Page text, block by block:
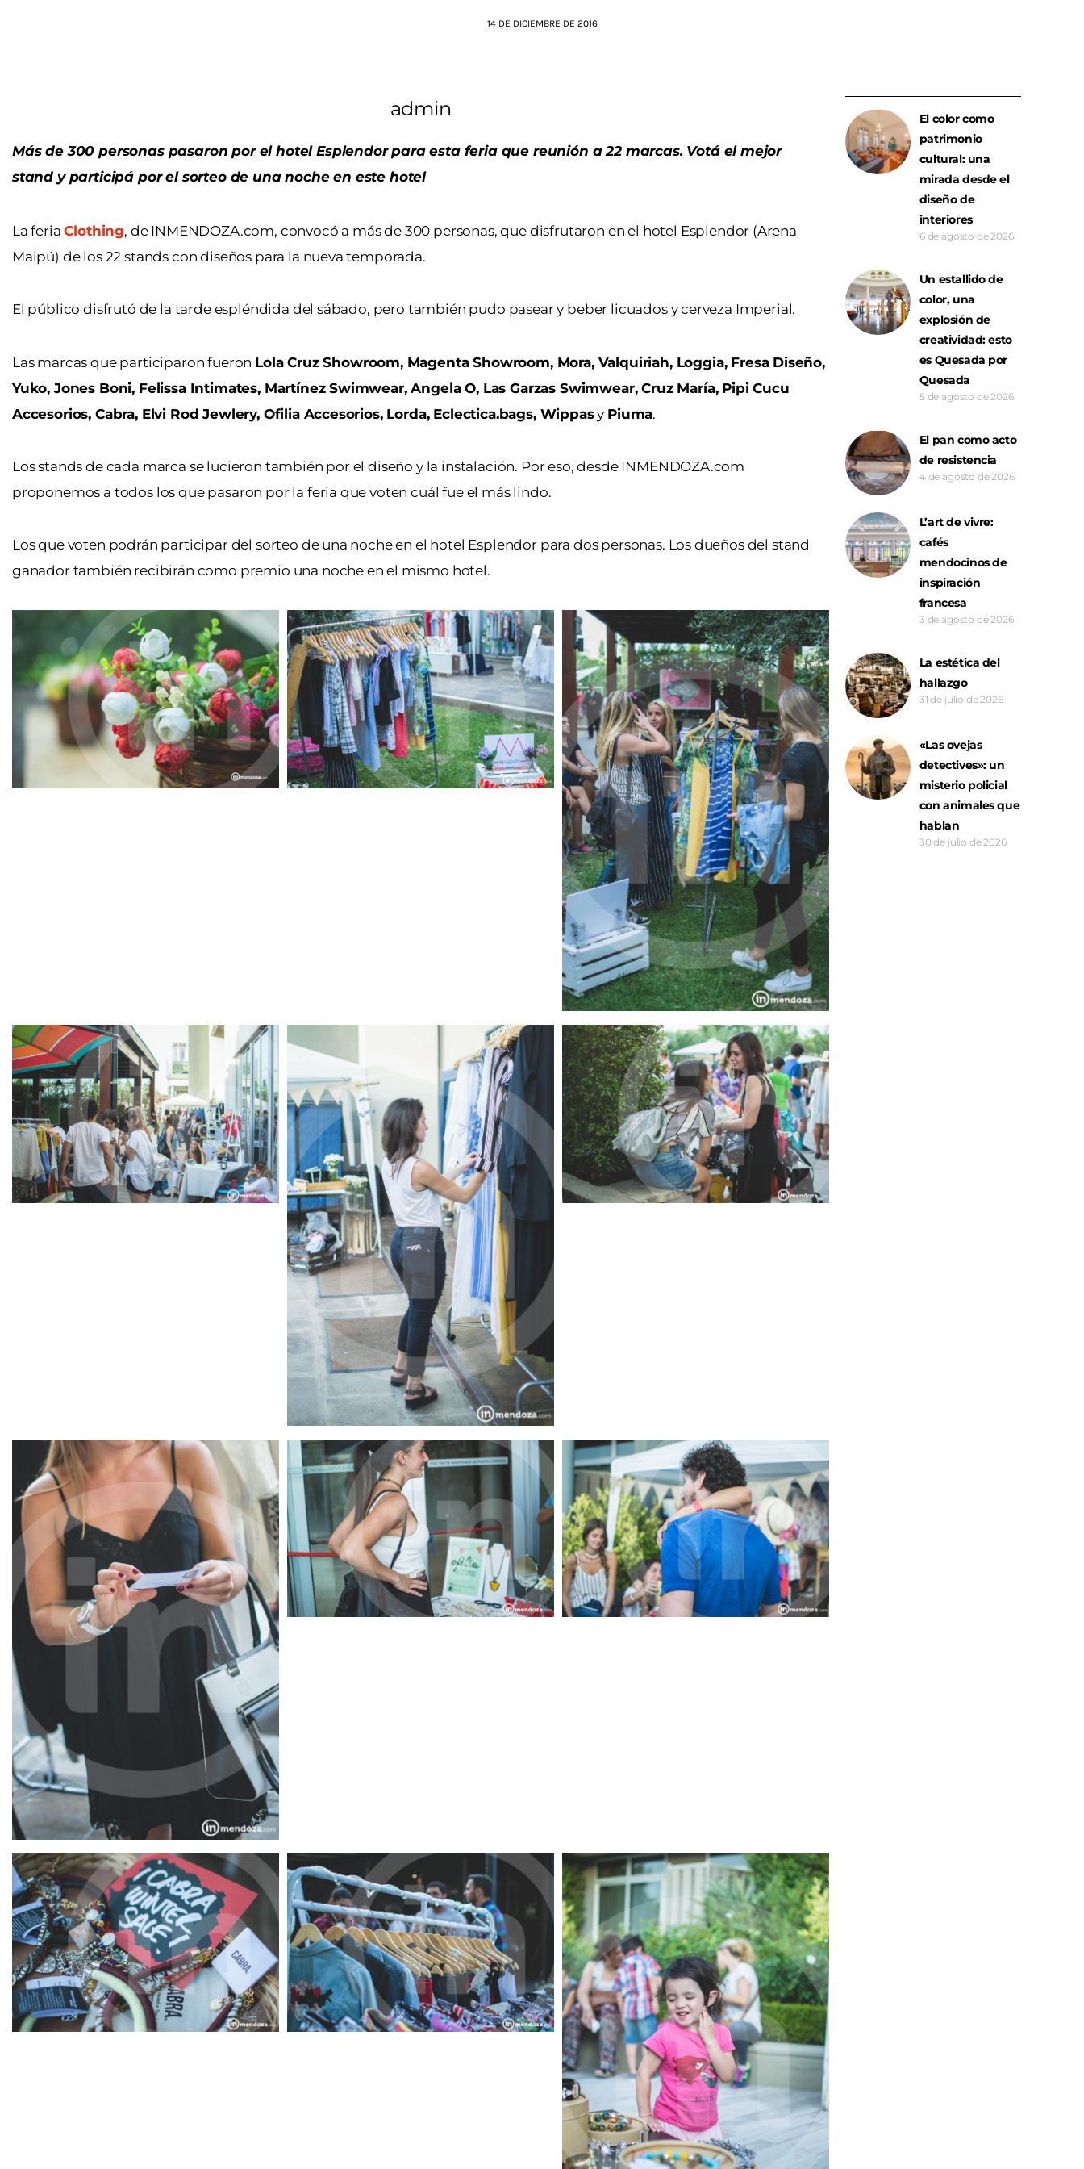
14 DE DICIEMBRE DE 2016
admin
Más de 300 personas pasaron por el hotel Esplendor para esta feria que reunión a 22 marcas. Votá el mejor
stand y participá por el sorteo de una noche en este hotel
La feriaClothing, de INMENDOZA.com, convocó a más de 300 personas, que disfrutaron en el hotel Esplendor (Arena
Maipú) de los 22 stands con diseños para la nueva temporada.
El público disfrutó de la tarde espléndida del sábado, pero también pudo pasear y beber licuados y cerveza Imperial.
Las marcas que participaron fueron Lola Cruz Showroom, Magenta Showroom, Mora, Valquiriah, Loggia, Fresa Diseño,
Yuko, Jones Boni, Felissa Intimates, Martínez Swimwear, Angela O, Las Garzas Swimwear, Cruz María, Pipi Cucu
Accesorios, Cabra, Elvi Rod Jewlery, Ofilia Accesorios, Lorda, Eclectica.bags, Wippasy Piuma.
Los stands de cada marca se lucieron también por el diseño y la instalación. Por eso, desde INMENDOZA.com
proponemos a todos los que pasaron por la feria que voten cuál fue el más lindo.
Los que voten podrán participar del sorteo de una noche en el hotel Esplendor para dos personas. Los dueños del stand
ganador también recibirán como premio una noche en el mismo hotel.
El color como
patrimonio
cultural: una
mirada desde el
diseño de
interiores
6 de agosto de 2026
Un estallido de
color, una
explosión de
creatividad: esto
es Quesada por
Quesada
5 de agosto de 2026
El pan como acto
de resistencia
4 de agosto de 2026
L’art de vivre:
cafés
mendocinos de
inspiración
francesa
3 de agosto de 2026
La estética del
hallazgo
31 de julio de 2026
«Las ovejas
detectives»: un
misterio policial
con animales que
hablan
30 de julio de 2026